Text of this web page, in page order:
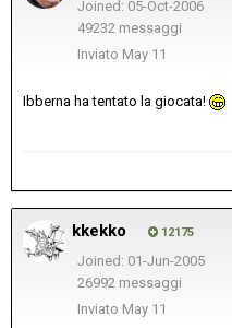
Joined: 05-Oct-2006
49232 messaggi
Inviato May 11
Ibberna ha tentato la giocata!
kkekko 12175
Joined: 01-Jun-2005
26992 messaggi
Inviato May 11